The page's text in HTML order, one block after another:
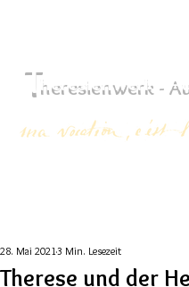
Theresienwerk -
Therese und der
28. Mai 20213 Min. Lesezeit